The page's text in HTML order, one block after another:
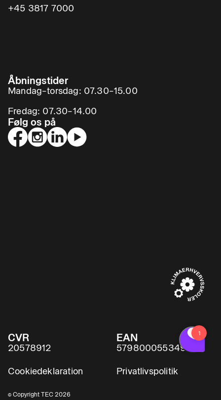
+45 3817 7000
Åbningstider
Mandag–torsdag: 07.30–15.00
Fredag: 07.30–14.00
Følg os på
CVR
20578912
EAN
5798000553491
Cookiedeklaration Privatlivspolitik
© Copyright TEC 2026